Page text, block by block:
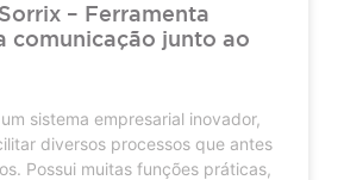
– Ferramenta
comunicação junto ao
sistema empresarial inovador,
diversos processos que antes
Possui muitas funções práticas,